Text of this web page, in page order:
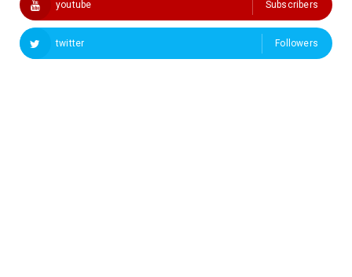
youtube Subscribers
twitter Followers